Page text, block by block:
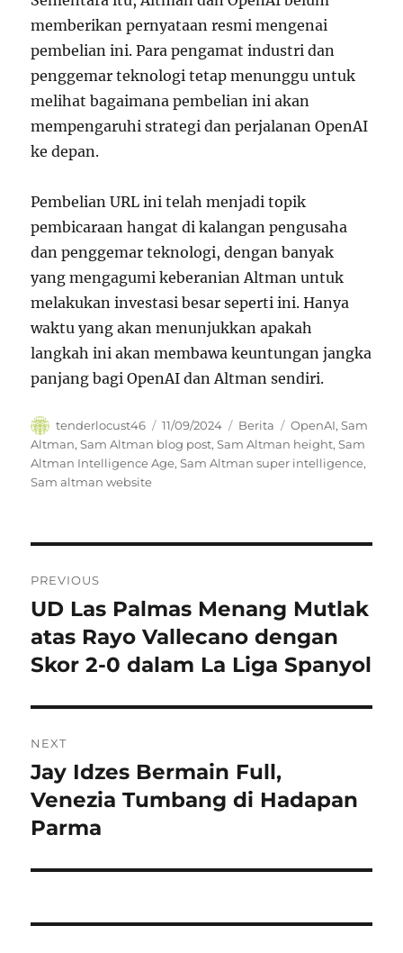
memberikan pernyataan resmi mengenai
pembelian ini. Para pengamat industri dan
penggemar teknologi tetap menunggu untuk
melihat bagaimana pembelian ini akan
mempengaruhi strategi dan perjalanan OpenAI
ke depan.
Pembelian URL ini telah menjadi topik
pembicaraan hangat di kalangan pengusaha
dan penggemar teknologi, dengan banyak
yang mengagumi keberanian Altman untuk
melakukan investasi besar seperti ini. Hanya
waktu yang akan menunjukkan apakah
langkah ini akan membawa keuntungan jangka
panjang bagi OpenAI dan Altman sendiri.
Author
tenderlocust46
Posted
on
11/09/2024 Categories
Berita Tags
OpenAI,Sam
Altman,Sam Altman blog post,Sam Altman height,Sam
Altman Intelligence Age,Sam Altman super intelligence,
Sam altman website
pos
PREVIOUS
Previous
post:
UD Las Palmas Menang Mutlak
atas Rayo Vallecano dengan
Skor 2-0 dalam La Liga Spanyol
NEXT
Next
post:
Jay Idzes Bermain Full,
Venezia Tumbang di Hadapan
Parma